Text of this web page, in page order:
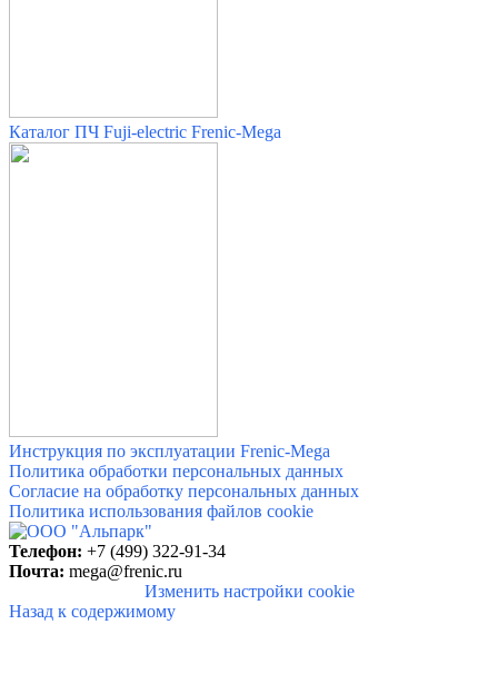
Каталог ПЧ Fuji-electric Frenic-Mega
Инструкция по эксплуатации Frenic-Mega
Политика обработки персональных данных
Согласие на обработку персональных данных
Политика использования файлов cookie
Телефон: +7 (499) 322-91-34
Почта: mega@frenic.ru
Изменить настройки cookie
Назад к содержимому